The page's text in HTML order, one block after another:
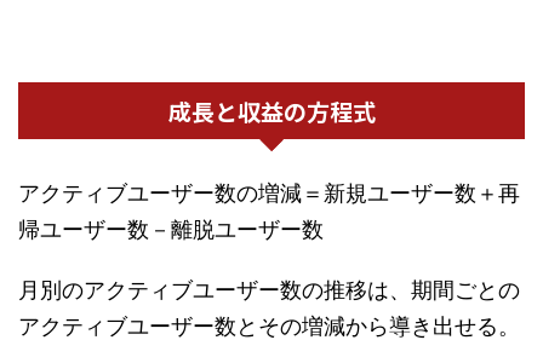
成長と収益の方程式
アクティブユーザー数の増減＝新規ユーザー数＋再
帰ユーザー数－離脱ユーザー数
月別のアクティブユーザー数の推移は、期間ごとの
アクティブユーザー数とその増減から導き出せる。